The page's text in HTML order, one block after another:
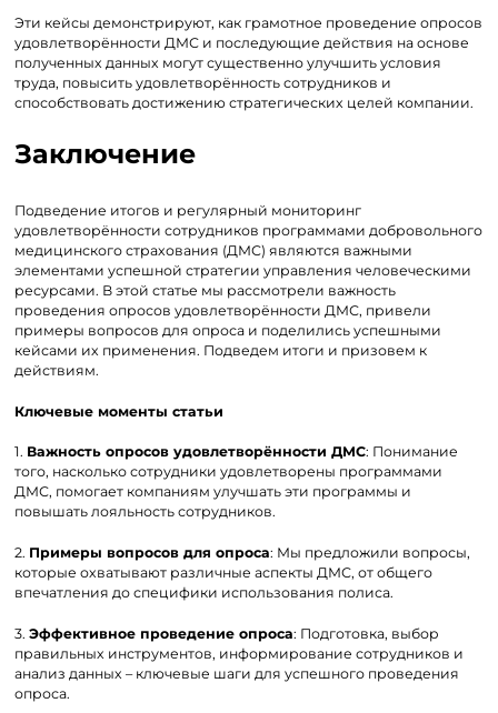
Эти кейсы демонстрируют, как грамотное проведение опросов
удовлетворённости ДМС и последующие действия на основе
полученных данных могут существенно улучшить условия
труда, повысить удовлетворённость сотрудников и
способствовать достижению стратегических целей компании.
Заключение
Подведение итогов и регулярный мониторинг
удовлетворённости сотрудников программами добровольного
медицинского страхования (ДМС) являются важными
элементами успешной стратегии управления человеческими
ресурсами. В этой статье мы рассмотрели важность
проведения опросов удовлетворённости ДМС, привели
примеры вопросов для опроса и поделились успешными
кейсами их применения. Подведем итоги и призовем к
действиям.
Ключевые моменты статьи
1. Важность опросов удовлетворённости ДМС: Понимание
того, насколько сотрудники удовлетворены программами
ДМС, помогает компаниям улучшать эти программы и
повышать лояльность сотрудников.
2. Примеры вопросов для опроса: Мы предложили вопросы,
которые охватывают различные аспекты ДМС, от общего
впечатления до специфики использования полиса.
3.Эффективное проведение опроса: Подготовка, выбор
правильных инструментов, информирование сотрудников и
анализ данных – ключевые шаги для успешного проведения
опроса.